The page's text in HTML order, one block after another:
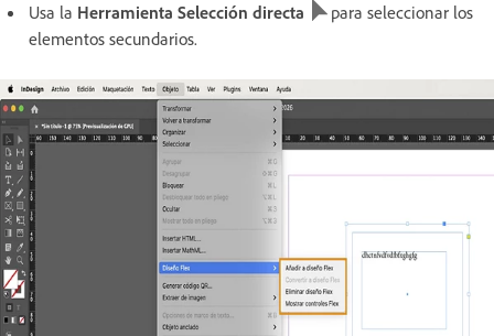
Usa la Herramienta Selección directa
para seleccionar los
elementos secundarios.